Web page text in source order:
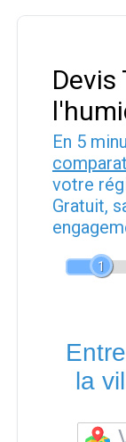
En 5
votre
Gratuit,
1
la